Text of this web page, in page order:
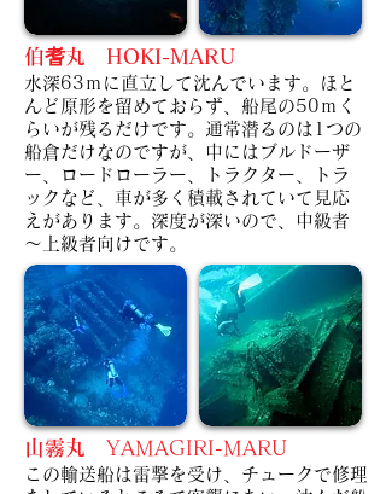
伯耆丸 HOKI-MARU
水深63ｍに直立して沈んでいます。ほと
んど原形を留めておらず、船尾の50ｍく
らいが残るだけです。 通常潜るのは1つの
船倉だけなのですが、中にはブルドーザ
ー、ロードローラー、トラクター、トラ
ックなど、車が多く積載されていて見応
えがあります。深度が深いので、中級者
～上級者向けです。
山霧丸 YAMAGIRI-MARU
この輸送船は雷撃を受け、チュークで修理